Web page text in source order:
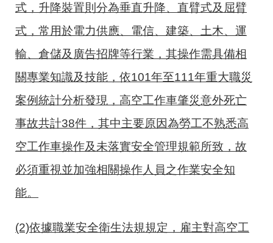
式，升降裝置則分為垂直升降、直臂式及屈臂
式，常用於電力供應、電信、建築、土木、運
輸、倉儲及廣告招牌等行業，其操作需具備相
關專業知識及技能，依101年至111年重大職災
案例統計分析發現，高空工作車肇災意外死亡
事故共計38件，其中主要原因為勞工不熟悉高
空工作車操作及未落實安全管理規範所致，故
必須重視並加強相關操作人員之作業安全知
能。
(2)依據職業安全衛生法規規定，雇主對高空工